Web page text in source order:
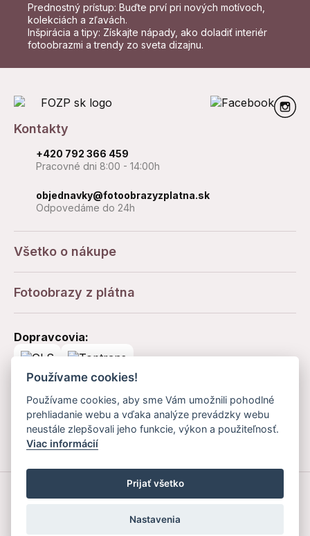
Prednostný prístup: Buďte prví pri nových motívoch,
kolekciách a zľavách.
Inšpirácia a tipy: Získajte nápady, ako doladiť interiér
fotoobrazmi a trendy zo sveta dizajnu.
Kontakty
+420 792 366 459
Pracovné dni 8:00 - 14:00h
objednavky@fotoobrazyzplatna.sk
Odpovedáme do 24h
Všetko o nákupe
Fotoobrazy z plátna
Dopravcovia:
Platobné metódy:
Používame cookies!
Používame cookies, aby sme Vám umožnili pohodlné
prehliadanie webu a vďaka analýze prevádzky webu
neustále zlepšovali jeho funkcie, výkon a použiteľnosť.
Viac informácií
Prijať všetko
Nastavenia